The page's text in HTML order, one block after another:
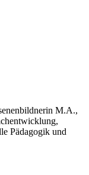
M.A.,
Pädagogik und